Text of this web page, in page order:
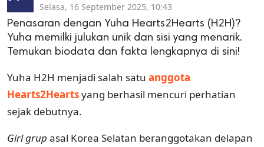
Selasa, 16 September 2025, 10:43
Penasaran dengan Yuha Hearts2Hearts (H2H)?
Yuha memilki julukan unik dan sisi yang menarik.
Temukan biodata dan fakta lengkapnya di sini!
Yuha H2H menjadi salah satu anggota
Hearts2Heartsyang berhasil mencuri perhatian
sejak debutnya.
Girl grup asal Korea Selatan beranggotakan delapan